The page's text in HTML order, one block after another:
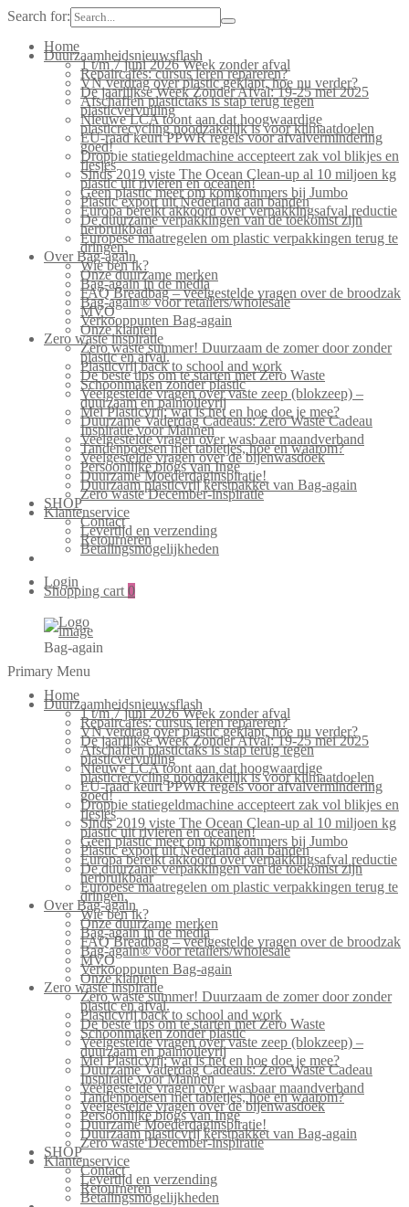
Search for:
Home
Duurzaamheidsnieuwsflash
1 t/m 7 juni 2026 Week zonder afval
Repaircafés: cursus leren repareren?
VN verdrag over plastic geklapt, hoe nu verder?
De jaarlijkse Week Zonder Afval: 19-25 mei 2025
Afschaffen plastictaks is stap terug tegen
plasticvervuiling
Nieuwe LCA toont aan dat hoogwaardige
plasticrecycling noodzakelijk is voor klimaatdoelen
EU-raad keurt PPWR regels voor afvalvermindering
goed!
Droppie statiegeldmachine accepteert zak vol blikjes en
flesjes
Sinds 2019 viste The Ocean Clean-up al 10 miljoen kg
plastic uit rivieren en oceanen!
Geen plastic meer om komkommers bij Jumbo
Plastic export uit Nederland aan banden
Europa bereikt akkoord over verpakkingsafval reductie
De duurzame verpakkingen van de toekomst zijn
herbruikbaar
Europese maatregelen om plastic verpakkingen terug te
dringen.
Over Bag-again
Wie ben ik?
Onze duurzame merken
Bag-again in de media
FAQ Breadbag – veelgestelde vragen over de broodzak
Bag-again® voor retailers/wholesale
MVO
Verkooppunten Bag-again
Onze klanten
Zero waste inspiratie
Zero waste summer! Duurzaam de zomer door zonder
plastic en afval.
Plasticvrij back to school and work
De beste tips om te starten met Zero Waste
Schoonmaken zonder plastic
Veelgestelde vragen over vaste zeep (blokzeep) –
duurzaam en palmolievrij
Mei Plasticvrij: wat is het en hoe doe je mee?
Duurzame Vaderdag Cadeaus: Zero Waste Cadeau
Inspiratie voor Mannen
Veelgestelde vragen over wasbaar maandverband
Tandenpoetsen met tabletjes, hoe en waarom?
Veelgestelde vragen over de bijenwasdoek
Persoonlijke blogs van Inge
Duurzame Moederdaginspiratie!
Duurzaam plasticvrij kerstpakket van Bag-again
Zero waste December-inspiratie
SHOP
Klantenservice
Contact
Levertijd en verzending
Retourneren
Betalingsmogelijkheden
Login
Shopping cart 0
Bag-again
Primary Menu
Home
Duurzaamheidsnieuwsflash
1 t/m 7 juni 2026 Week zonder afval
Repaircafés: cursus leren repareren?
VN verdrag over plastic geklapt, hoe nu verder?
De jaarlijkse Week Zonder Afval: 19-25 mei 2025
Afschaffen plastictaks is stap terug tegen
plasticvervuiling
Nieuwe LCA toont aan dat hoogwaardige
plasticrecycling noodzakelijk is voor klimaatdoelen
EU-raad keurt PPWR regels voor afvalvermindering
goed!
Droppie statiegeldmachine accepteert zak vol blikjes en
flesjes
Sinds 2019 viste The Ocean Clean-up al 10 miljoen kg
plastic uit rivieren en oceanen!
Geen plastic meer om komkommers bij Jumbo
Plastic export uit Nederland aan banden
Europa bereikt akkoord over verpakkingsafval reductie
De duurzame verpakkingen van de toekomst zijn
herbruikbaar
Europese maatregelen om plastic verpakkingen terug te
dringen.
Over Bag-again
Wie ben ik?
Onze duurzame merken
Bag-again in de media
FAQ Breadbag – veelgestelde vragen over de broodzak
Bag-again® voor retailers/wholesale
MVO
Verkooppunten Bag-again
Onze klanten
Zero waste inspiratie
Zero waste summer! Duurzaam de zomer door zonder
plastic en afval.
Plasticvrij back to school and work
De beste tips om te starten met Zero Waste
Schoonmaken zonder plastic
Veelgestelde vragen over vaste zeep (blokzeep) –
duurzaam en palmolievrij
Mei Plasticvrij: wat is het en hoe doe je mee?
Duurzame Vaderdag Cadeaus: Zero Waste Cadeau
Inspiratie voor Mannen
Veelgestelde vragen over wasbaar maandverband
Tandenpoetsen met tabletjes, hoe en waarom?
Veelgestelde vragen over de bijenwasdoek
Persoonlijke blogs van Inge
Duurzame Moederdaginspiratie!
Duurzaam plasticvrij kerstpakket van Bag-again
Zero waste December-inspiratie
SHOP
Klantenservice
Contact
Levertijd en verzending
Retourneren
Betalingsmogelijkheden